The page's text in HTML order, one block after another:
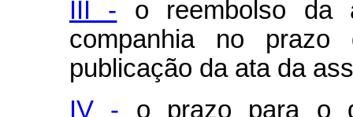
III - o reembolso da
companhia no
publicação da ata da
IV - o prazo para o